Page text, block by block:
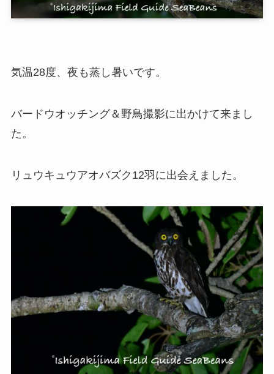
気温28度、夜も蒸し暑いです。
バードウオッチング＆野鳥撮影に出かけて来まし
た。
リュウキュウアオバズク12羽に出会えました。